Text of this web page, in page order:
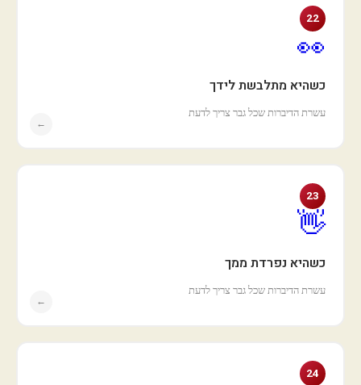
22
👀
כשהיא מתלבשת לידך
עשרת הדיברות שכל גבר צריך לדעת
←
23
👋
כשהיא נפרדת ממך
עשרת הדיברות שכל גבר צריך לדעת
←
24